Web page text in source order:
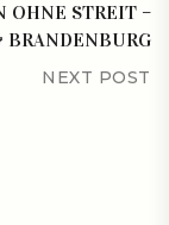
OHNE STREIT –
BRANDENBURG
NEXT POST